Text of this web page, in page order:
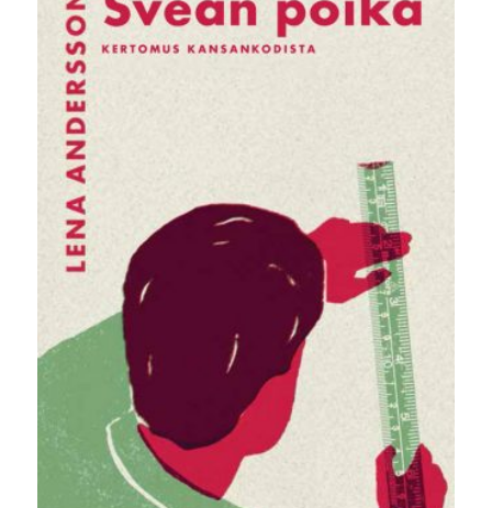
20,00 €.
9,90 €.